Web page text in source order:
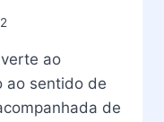
ao
ao sentido de
de